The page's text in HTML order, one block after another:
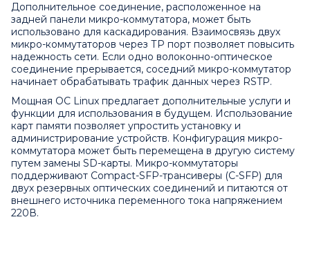
Дополнительное соединение, расположенное на
задней панели микро-коммутатора, может быть
использовано для каскадирования. Взаимосвязь двух
микро-коммутаторов через ТР порт позволяет повысить
надежность сети. Если одно волоконно-оптическое
соединение прерывается, соседний микро-коммутатор
начинает обрабатывать трафик данных через RSTP.
Мощная ОС Linux предлагает дополнительные услуги и
функции для использования в будущем. Использование
карт памяти позволяет упростить установку и
администрирование устройств. Конфигурация микро-
коммутатора может быть перемещена в другую систему
путем замены SD-карты. Микро-коммутаторы
поддерживают Compact-SFP-трансиверы (C-SFP) для
двух резервных оптических соединений и питаются от
внешнего источника переменного тока напряжением
220В.